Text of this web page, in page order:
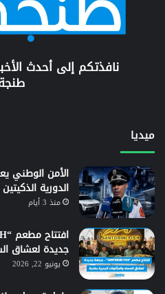
نافذتكم إلى أحدث
ميديا
الأمن الوطني
الدورية
منذ 3 أيام
جديدة لعشاق
يونيو 22, 2026